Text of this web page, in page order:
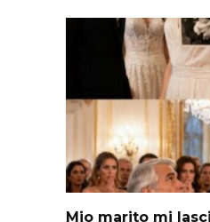
Mio marito mi